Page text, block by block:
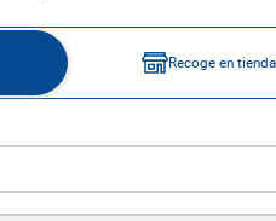
Recoge en tienda